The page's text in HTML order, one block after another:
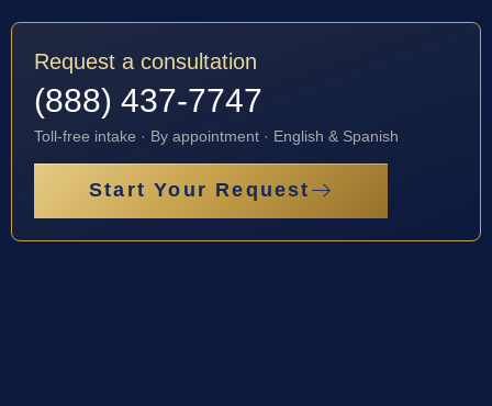
Request a consultation
(888) 437-7747
Toll-free intake · By appointment · English & Spanish
Start Your Request